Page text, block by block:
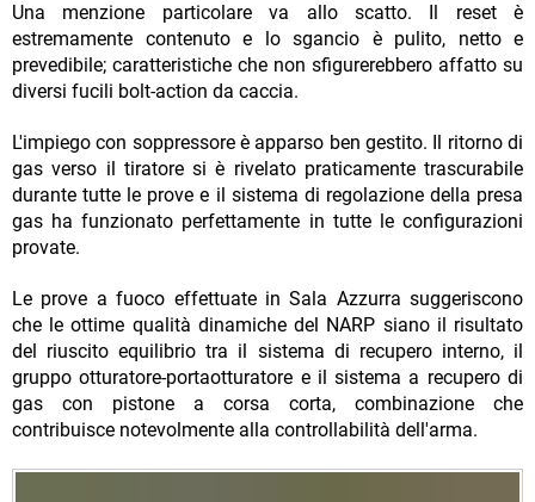
Una menzione particolare va allo scatto. Il reset è
estremamente contenuto e lo sgancio è pulito, netto e
prevedibile; caratteristiche che non sfigurerebbero affatto su
diversi fucili bolt-action da caccia.
L'impiego con soppressore è apparso ben gestito. Il ritorno di
gas verso il tiratore si è rivelato praticamente trascurabile
durante tutte le prove e il sistema di regolazione della presa
gas ha funzionato perfettamente in tutte le configurazioni
provate.
Le prove a fuoco effettuate in Sala Azzurra suggeriscono
che le ottime qualità dinamiche del NARP siano il risultato
del riuscito equilibrio tra il sistema di recupero interno, il
gruppo otturatore-portaotturatore e il sistema a recupero di
gas con pistone a corsa corta, combinazione che
contribuisce notevolmente alla controllabilità dell'arma.